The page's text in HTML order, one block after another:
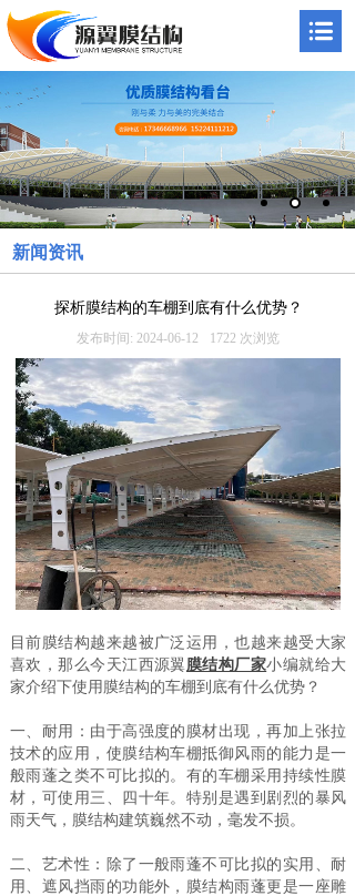
新闻资讯
探析膜结构的车棚到底有什么优势？
发布时间: 2024-06-12 1722 次浏览
目前膜结构越来越被广泛运用，也越来越受大家
喜欢，那么今天江西源翼膜结构厂家小编就给大
家介绍下使用膜结构的车棚到底有什么优势？
一、耐用：由于高强度的膜材出现，再加上张拉
技术的应用，使膜结构车棚抵御风雨的能力是一
般雨蓬之类不可比拟的。有的车棚采用持续性膜
材，可使用三、四十年。特别是遇到剧烈的暴风
雨天气，膜结构建筑巍然不动，毫发不损。
二、艺术性：除了一般雨蓬不可比拟的实用、耐
用、遮风挡雨的功能外，膜结构雨蓬更是一座雕